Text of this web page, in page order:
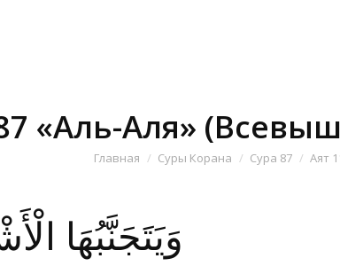
«Аль-Аля»
Вы здесь:
Главная Суры Корана Сура 87 Аят
وَيَتَجَنَّبُهَا